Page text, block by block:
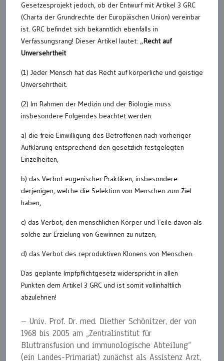
Gesetzesprojekt jedoch, ob der Entwurf mit Artikel 3 GRC
(Charta der Grundrechte der Europäischen Union) vereinbar
ist. GRC befindet sich bekanntlich ebenfalls in
Verfassungsrang! Dieser Artikel lautet: „Recht auf
Unversehrtheit
(1) Jeder Mensch hat das Recht auf körperliche und geistige
Unversehrtheit.
(2) Im Rahmen der Medizin und der Biologie muss
insbesondere Folgendes beachtet werden:
a) die freie Einwilligung des Betroffenen nach vorheriger
Aufklärung entsprechend den gesetzlich festgelegten
Einzelheiten,
b) das Verbot eugenischer Praktiken, insbesondere
derjenigen, welche die Selektion von Menschen zum Ziel
haben,
c) das Verbot, den menschlichen Körper und Teile davon als
solche zur Erzielung von Gewinnen zu nutzen,
d) das Verbot des reproduktiven Klonens von Menschen.
Das geplante Impfpflichtgesetz widerspricht in allen
Punkten dem Artikel 3 GRC und ist somit vollinhaltlich
abzulehnen!
– Univ. Prof. Dr. med. Diether Schönitzer, der von
1968 bis 2005 am „Zentralinstitut für
Bluttransfusion und immunologische Abteilung“
(ein Landes-Primariat) zunächst als Assistenz Arzt,